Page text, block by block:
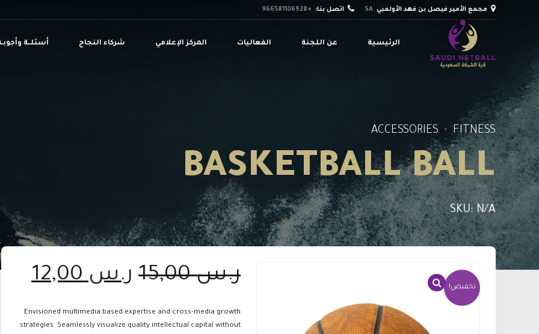
مجمع الأمير فيصل بن فهد الأولمبي SA اتصل بنا: +966581106928
الرئيسية عن اللجنة الفعاليات المركز الإعلامي شركاء النجاح أسئلــة
ACCESSORIES FITNESS
BASKETBALL BALL
SKU: N/A
تخفيض! ر.س15,00 السعر
الأصلي
ر.س 15,00.
ر.س12,00
ر.س
Envisioned multimedia based expertise and cross-media growth
strategies. Seamlessly visualize quality intellectual capital without